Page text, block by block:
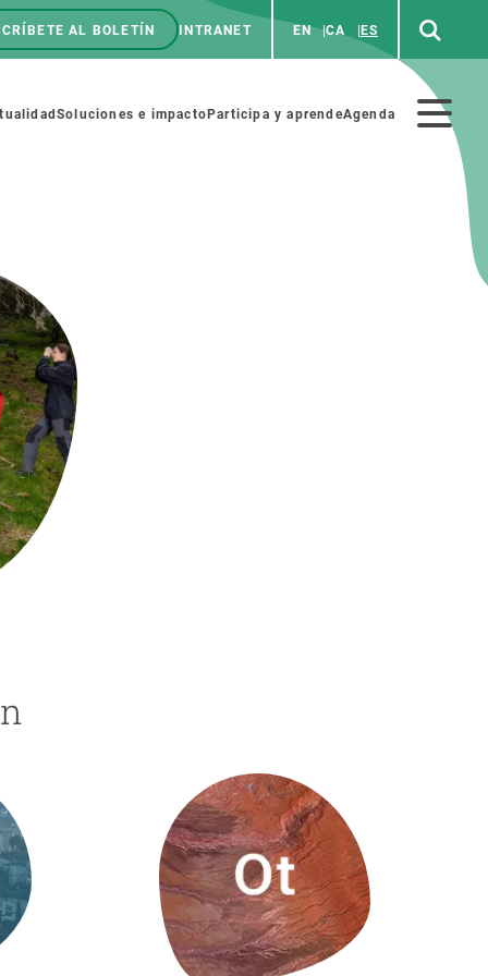
AL BOLETÍN INTRANET EN CA ES
Soluciones e impacto Participa y aprendeAgenda
Recursos Humanos
académicas
PF
ERC
de másteres y doctorado
sabático
formación